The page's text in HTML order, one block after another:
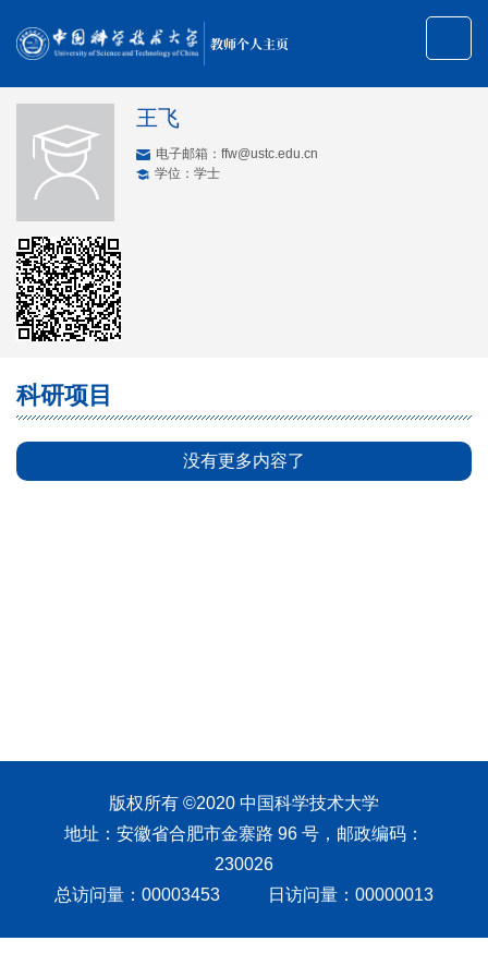
教师个人主页
王飞
电子邮箱： ffw@ustc.edu.cn
学位：学士
科研项目
没有更多内容了
版权所有 ©2020 中国科学技术大学
地址：安徽省合肥市金寨路 96 号，邮政编码：
230026
总访问量： 00003453 日访问量： 00000013